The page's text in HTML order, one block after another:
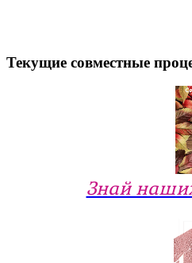
Текущие совместные
Знай